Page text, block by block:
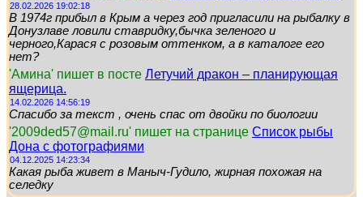
28.02.2026 19:02:18
В 1974г прибыл в Крым а через год пригласили на рыбалку в
Донузлаве ловили ставридку,бычка зеленого и
черного,Карася с розовым оттенком, а в каталоге его
нет?
'Амина' пишет в посте Летучий дракон – планирующая
ящерица.
14.02.2026 14:56:19
Спасибо за текст , очень спас от двойки по биологии
'2009ded57@mail.ru' пишет на странице Список рыбы
Дона с фотографиями
04.12.2025 14:23:34
Какая рыба живет в Маныч-Гудило, жирная похожая на
селедку